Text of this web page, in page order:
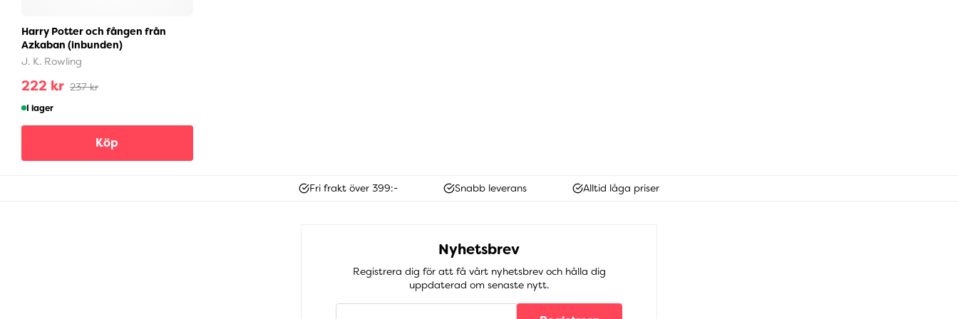
Harry Potter och fången från
Azkaban (inbunden)
J. K. Rowling
222 kr 237 kr
I lager
Köp
Fri frakt över 399:- Snabb leverans Alltid låga priser
Nyhetsbrev
Registrera dig för att få vårt nyhetsbrev och hålla dig
uppdaterad om senaste nytt.